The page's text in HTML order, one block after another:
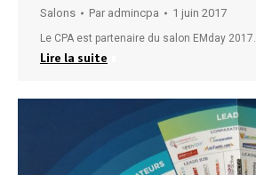
Salons Par admincpa 1 juin 2017
Le CPA est partenaire du salon EMday 2017.
Lire la suite